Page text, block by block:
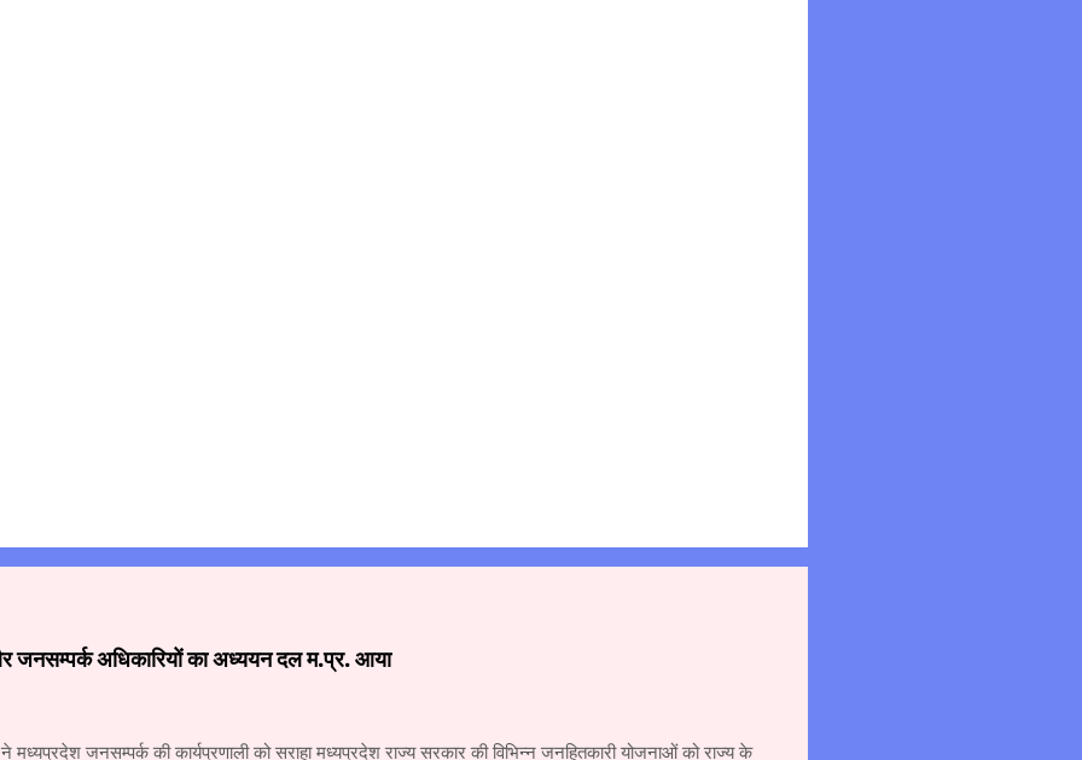
जनसम्पर्क अधिकारियों का अध्ययन दल म.प्र. आया
ने मध्यप्रदेश जनसम्पर्क की कार्यप्रणाली को सराहा मध्यप्रदेश राज्य सरकार की विभिन्न जनहितकारी योजनाओं को राज्य के